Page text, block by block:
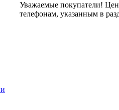
Уважаемые покупатели!
телефонам, указанным в